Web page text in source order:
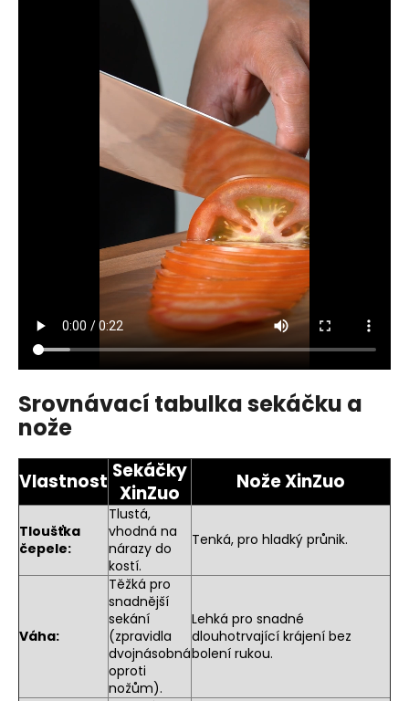
Srovnávací tabulka sekáčku a
nože
Vlastnost Sekáčky
XinZuo
Nože XinZuo
Tloušťka
čepele:
Tlustá,
vhodná na
nárazy do
kostí.
Tenká, pro hladký průnik.
Váha:
Těžká pro
snadnější
sekání
(zpravidla
dvojnásobná
oproti
nožům).
Lehká pro snadné
dlouhotrvající krájení bez
bolení rukou.